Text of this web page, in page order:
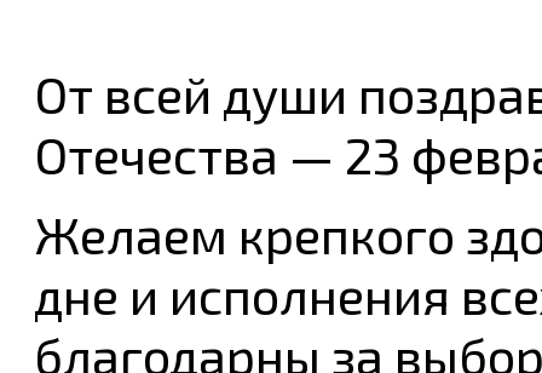
От всей души
Отечества — 23
Желаем крепкого
дне и исполнения
благодарны за